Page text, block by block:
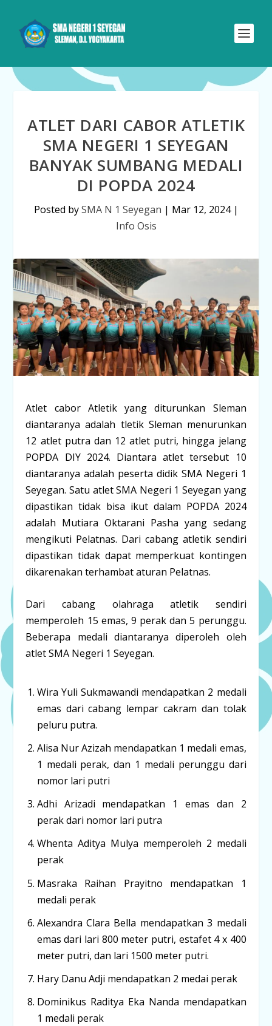
ATLET DARI CABOR ATLETIK
SMA NEGERI 1 SEYEGAN
BANYAK SUMBANG MEDALI
DI POPDA 2024
Posted bySMA N 1 Seyegan | Mar 12, 2024|
Info Osis
Atlet cabor Atletik yang diturunkan Sleman
diantaranya adalah tletik Sleman menurunkan
12 atlet putra dan 12 atlet putri, hingga jelang
POPDA DIY 2024. Diantara atlet tersebut 10
diantaranya adalah peserta didik SMA Negeri 1
Seyegan. Satu atlet SMA Negeri 1 Seyegan yang
dipastikan tidak bisa ikut dalam POPDA 2024
adalah Mutiara Oktarani Pasha yang sedang
mengikuti Pelatnas. Dari cabang atletik sendiri
dipastikan tidak dapat memperkuat kontingen
dikarenakan terhambat aturan Pelatnas.
Dari cabang olahraga atletik sendiri
memperoleh 15 emas, 9 perak dan 5 perunggu.
Beberapa medali diantaranya diperoleh oleh
atlet SMA Negeri 1 Seyegan.
Wira Yuli Sukmawandi mendapatkan 2 medali
emas dari cabang lempar cakram dan tolak
peluru putra.
Alisa Nur Azizah mendapatkan 1 medali emas,
1 medali perak, dan 1 medali perunggu dari
nomor lari putri
Adhi Arizadi mendapatkan 1 emas dan 2
perak dari nomor lari putra
Whenta Aditya Mulya memperoleh 2 medali
perak
Masraka Raihan Prayitno mendapatkan 1
medali perak
Alexandra Clara Bella mendapatkan 3 medali
emas dari lari 800 meter putri, estafet 4 x 400
meter putri, dan lari 1500 meter putri.
Hary Danu Adji mendapatkan 2 medai perak
Dominikus Raditya Eka Nanda mendapatkan
1 medali perak